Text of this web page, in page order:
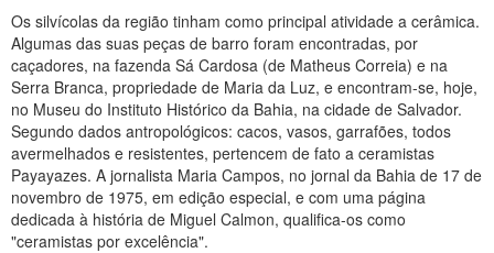
Os silvícolas da região tinham como principal atividade a cerâmica.
Algumas das suas peças de barro foram encontradas, por
caçadores, na fazenda Sá Cardosa (de Matheus Correia) e na
Serra Branca, propriedade de Maria da Luz, e encontram-se, hoje,
no Museu do Instituto Histórico da Bahia, na cidade de Salvador.
Segundo dados antropológicos: cacos, vasos, garrafões, todos
avermelhados e resistentes, pertencem de fato a ceramistas
Payayazes. A jornalista Maria Campos, no jornal da Bahia de 17 de
novembro de 1975, em edição especial, e com uma página
dedicada à história de Miguel Calmon, qualifica-os como
"ceramistas por excelência".